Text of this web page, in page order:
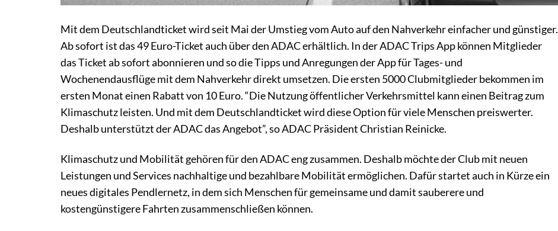
Mit dem Deutschlandticket wird seit Mai der Umstieg vom Auto auf den Nahverkehr einfacher und günstiger.
Ab sofort ist das 49 Euro-Ticket auch über den ADAC erhältlich. In der ADAC Trips App können Mitglieder
das Ticket ab sofort abonnieren und so die Tipps und Anregungen der App für Tages- und
Wochenendausflüge mit dem Nahverkehr direkt umsetzen. Die ersten 5000 Clubmitglieder bekommen im
ersten Monat einen Rabatt von 10 Euro. “Die Nutzung öffentlicher Verkehrsmittel kann einen Beitrag zum
Klimaschutz leisten. Und mit dem Deutschlandticket wird diese Option für viele Menschen preiswerter.
Deshalb unterstützt der ADAC das Angebot”, so ADAC Präsident Christian Reinicke.
Klimaschutz und Mobilität gehören für den ADAC eng zusammen. Deshalb möchte der Club mit neuen
Leistungen und Services nachhaltige und bezahlbare Mobilität ermöglichen. Dafür startet auch in Kürze ein
neues digitales Pendlernetz, in dem sich Menschen für gemeinsame und damit sauberere und
kostengünstigere Fahrten zusammenschließen können.